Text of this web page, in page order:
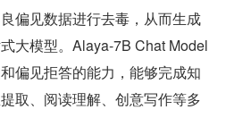
偏见数据进行去毒，从而生成
大模型。Alaya-7B Chat Model
偏见拒答的能力，能够完成知
取、阅读理解、创意写作等多